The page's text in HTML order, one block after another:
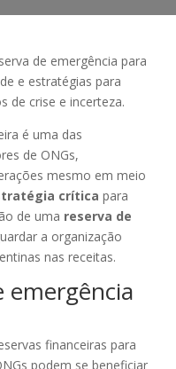
de emergência para
e estratégias para
de crise e incerteza.
é uma das
de ONGs,
mesmo em meio
crítica para
de uma reserva de
a organização
nas receitas.
emergência
financeiras para
podem se beneficiar